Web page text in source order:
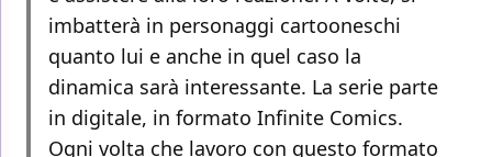
imbatterà in personaggi cartooneschi
quanto lui e anche in quel caso la
dinamica sarà interessante. La serie parte
in digitale, in formato Infinite Comics.
Ogni volta che lavoro con questo formato